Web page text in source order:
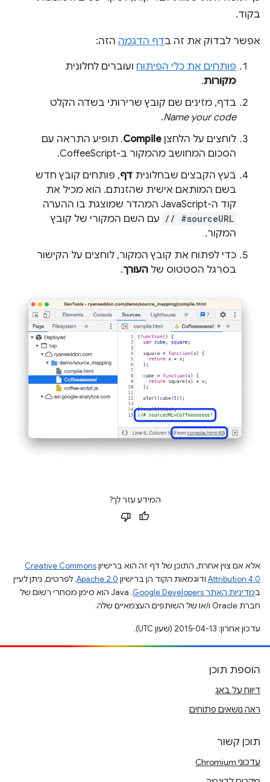
בקוד.
אפשר לבדוק את זה בדף הדגמה הזה:
פותחים את כלי הפיתוח ועוברים לחלונית
מקורות.
בדף, מזינים שם קובץ שרירותי בשדה הקלט
Name your code
.
לוחצים על הלחצן Compile. תופיע התראה עם
הסכום המחושב מהמקור ב-CoffeeScript.
בעץ הקבצים שבחלונית דף, פותחים קובץ חדש
בשם המותאם אישית שהזנתם. הוא מכיל את
קוד ה-JavaScript המהדר שמוצגת בו ההערה
// #sourceURL עם השם המקורי של קובץ
המקור.
כדי לפתוח את קובץ המקור, לוחצים על הקישור
בסרגל הסטטוס של העורך.
המידע עזר לך?
אלא אם צוין אחרת, התוכן של דף זה הוא ברישיוןCreative Commons
Attribution 4.0 ודוגמאות הקוד הן ברישיון Apache 2.0. לפרטים, ניתן לעיין
במדיניות האתר Google Developers‏
.‏ Java הוא סימן מסחרי רשום של
חברת Oracle ו/או של השותפים העצמאיים שלה.
עדכון אחרון: 2015-04-13 (שעון UTC).
הוספת תוכן
דיווח על באג
ראה נושאים פתוחים
תוכן קשור
עדכוני Chromium